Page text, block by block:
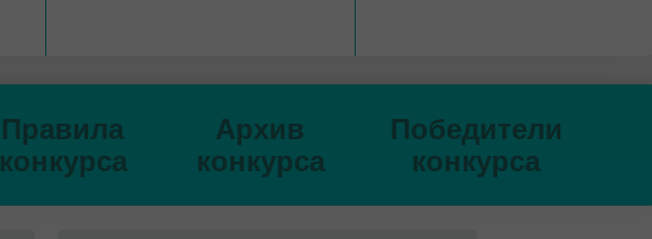
Правила
конкурса
Архив
конкурса
Победители
конкурса